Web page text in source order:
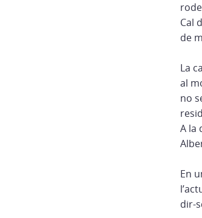
Cal
de
La
al
no
A la
En
dir-